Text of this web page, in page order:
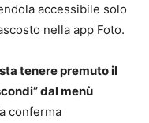
accessibile solo
nella app Foto.
tenere premuto il
dal menù
conferma